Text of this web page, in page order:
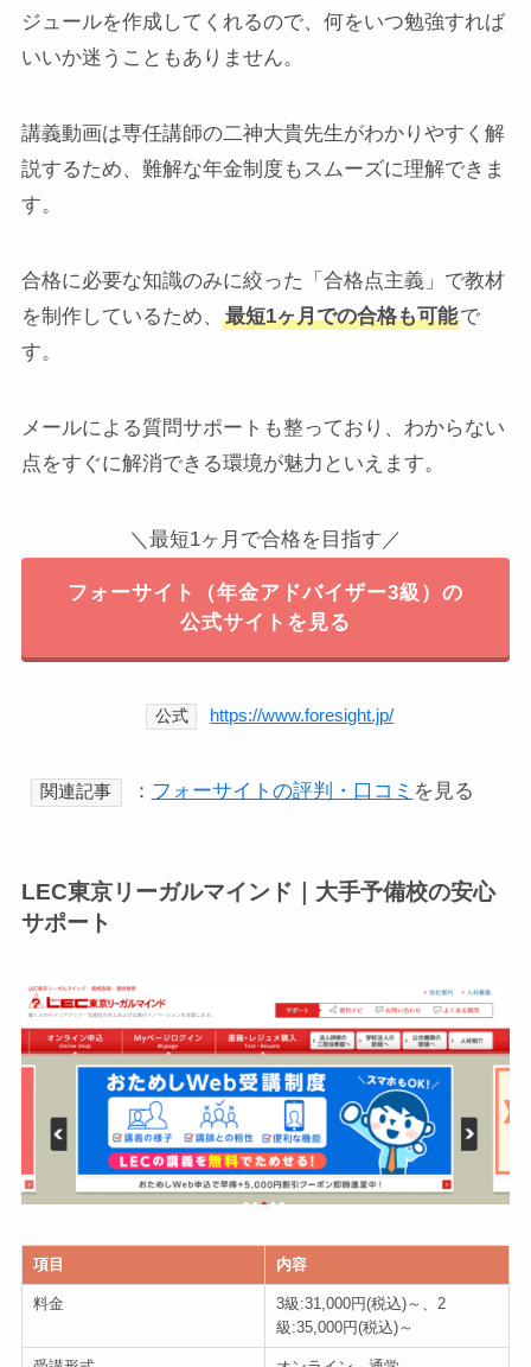
ジュールを作成してくれるので、何をいつ勉強すれば
いいか迷うこともありません。
講義動画は専任講師の二神大貴先生がわかりやすく解
説するため、難解な年金制度もスムーズに理解できま
す。
合格に必要な知識のみに絞った「合格点主義」で教材
を制作しているため、
最短1ヶ月での合格も可能で
す。
メールによる質問サポートも整っており、わからない
点をすぐに解消できる環境が魅力といえます。
＼最短1ヶ月で合格を目指す／
フォーサイト（年金アドバイザー3級）の
公式サイトを見る
公式 https://www.foresight.jp/
関連記事 ： フォーサイトの評判・口コミ を見る
LEC東京リーガルマインド｜大手予備校の安心
サポート
項目 内容
料金
3級:31,000円(税込)～、2
級:35,000円(税込)～